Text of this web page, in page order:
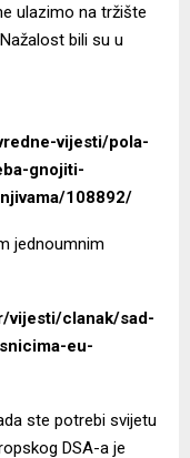
ulazimo na tržište
bili su u
vijesti/pola-
gnojiti-
108892/
jednoumnim
vijesti/clanak/sad-
eu-
ste potrebi svijetu
DSA-a je